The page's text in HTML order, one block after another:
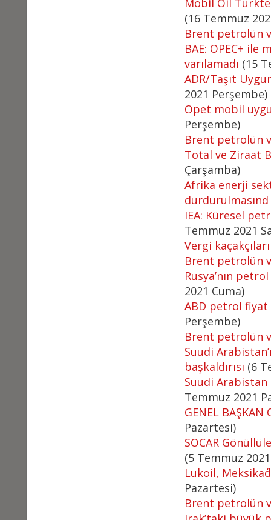
Mobil Oil
(16 Temmuz
Brent petrolün
BAE: OPEC+
varılamadı (15
ADR/Taşıt
2021 Perşembe)
Opet mobil
Perşembe)
Brent petrolün
Total ve Ziraat
Çarşamba)
Afrika enerji
durdurulmasınd
IEA: Küresel
Temmuz 2021
Vergi
Brent petrolün
Rusya’nın
2021 Cuma)
ABD petrol
Perşembe)
Brent petrolün
Suudi
başkaldırısı (6
Suudi Arabistan
Temmuz 2021
GENEL BAŞKAN
Pazartesi)
SOCAR
(5 Temmuz
Lukoil,
Pazartesi)
Brent petrolün